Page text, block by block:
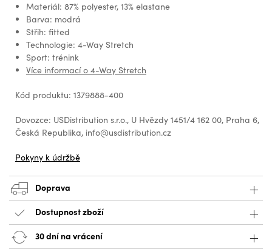
Materiál: 87% polyester, 13% elastane
Barva: modrá
Střih: fitted
Technologie: 4-Way Stretch
Sport: trénink
Více informací o 4-Way Stretch
Kód produktu: 1379888-400
Dovozce: USDistribution s.r.o., U Hvězdy 1451/4 162 00, Praha 6,
Česká Republika, info@usdistribution.cz
Pokyny k údržbě
Doprava
Dostupnost zboží
30 dní na vrácení